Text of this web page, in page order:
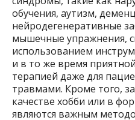
обучения, аутизм,
нейродегенеративные
мышечные упражнения,
использованием
и в то же время
терапией даже для
травмами. Кроме того,
качестве хобби или в
являются важным